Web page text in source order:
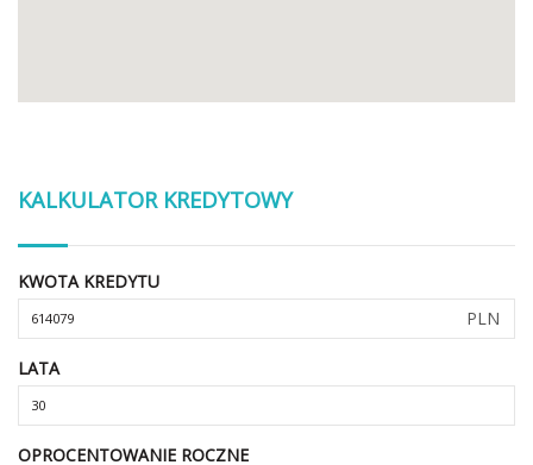
KALKULATOR KREDYTOWY
KWOTA KREDYTU
PLN
LATA
OPROCENTOWANIE ROCZNE